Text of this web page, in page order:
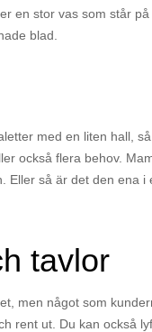
en stor vas som står
blad.
med en liten hall,
också flera behov.
Eller så är det den ena
tavlor
men något som
rent ut. Du kan också